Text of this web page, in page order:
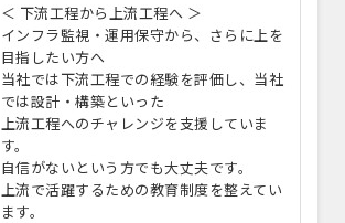
＜ 下流工程から上流工程へ ＞
インフラ監視・運用保守から、さらに上を
目指したい方へ
当社では下流工程での経験を評価し、当社
では設計・構築といった
上流工程へのチャレンジを支援していま
す。
自信がないという方でも大丈夫です。
上流で活躍するための教育制度を整えてい
ます。